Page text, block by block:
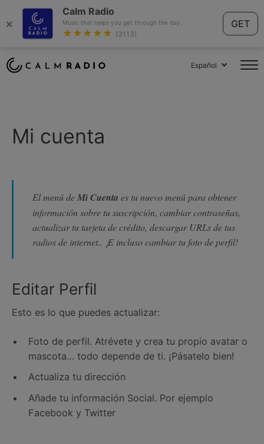
×
Calm Radio
Music that helps you get through the day.
★★★★★ (3113)
GET
Español
Mi cuenta
El menú deMi Cuenta es tu nuevo menú para obtener
información sobre tu suscripción, cambiar contraseñas,
actualizar tu tarjeta de crédito, descargar URLs de tus
radios de internet.. ¡E incluso cambiar tu foto de perfil!
Editar Perfil
Esto es lo que puedes actualizar:
Foto de perfil. Atrévete y crea tu propio avatar o
mascota… todo depende de ti. ¡Pásatelo bien!
Actualiza tu dirección
Añade tu información Social. Por ejemplo
Facebook y Twitter